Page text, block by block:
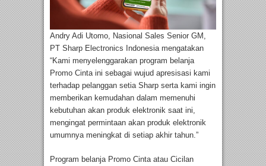
Andry Adi Utomo, Nasional Sales Senior GM,
PT Sharp Electronics Indonesia mengatakan
“Kami menyelenggarakan program belanja
Promo Cinta ini sebagai wujud apresisasi kami
terhadap pelanggan setia Sharp serta kami ingin
memberikan kemudahan dalam memenuhi
kebutuhan akan produk elektronik saat ini,
mengingat permintaan akan produk elektronik
umumnya meningkat di setiap akhir tahun.”
Program belanja Promo Cinta atau Cicilan